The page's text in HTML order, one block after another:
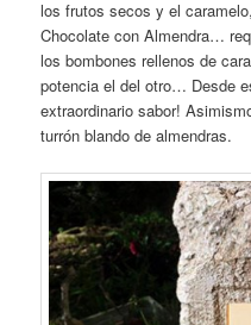
los frutos secos y el
Chocolate con Almendra…
los bombones rellenos de
potencia el del otro… Desde
extraordinario sabor!
turrón blando de almendras.